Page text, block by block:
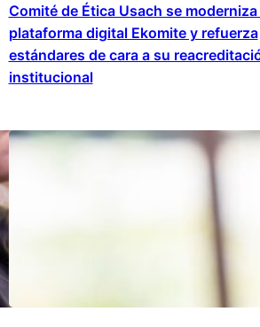
Comité de Ética Usach se
plataforma digital Ekomite y refuerza
estándares de cara a su
institucional